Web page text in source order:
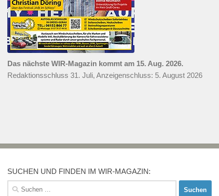
Das nächste WIR-Magazin kommt am 15. Aug. 2026.
Redaktionsschluss 31. Juli, Anzeigenschluss: 5. August 2026
SUCHEN UND FINDEN IM WIR-MAGAZIN:
Suchen